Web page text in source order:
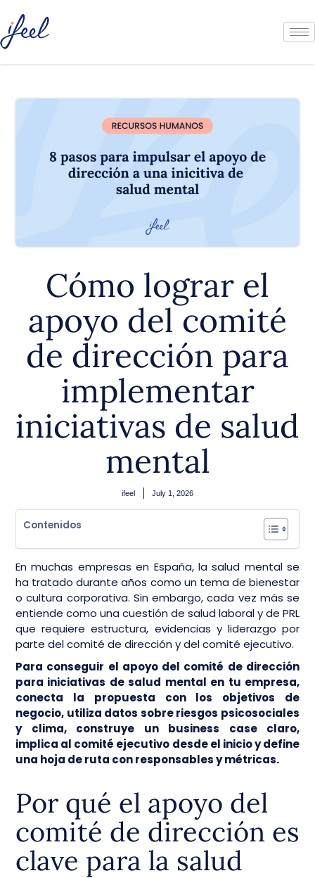
Cómo lograr el
apoyo del comité
de dirección para
implementar
iniciativas de salud
mental
ifeel July 1, 2026
Contenidos
En muchas empresas en España, la salud mental se
ha tratado durante años como un tema de bienestar
o cultura corporativa. Sin embargo, cada vez más se
entiende como una cuestión de salud laboral y de PRL
que requiere estructura, evidencias y liderazgo por
parte del comité de dirección y del comité ejecutivo.
Para conseguir el apoyo del comité de dirección
para iniciativas de salud mental en tu empresa,
conecta la propuesta con los objetivos de
negocio, utiliza datos sobre riesgos psicosociales
y clima, construye un business case claro,
implica al comité ejecutivo desde el inicio y define
una hoja de ruta con responsables y métricas.
Por qué el apoyo del
comité de dirección es
clave para la salud